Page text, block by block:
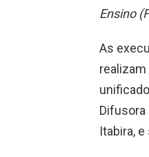
Ensino
As
Difusora
Itabira,